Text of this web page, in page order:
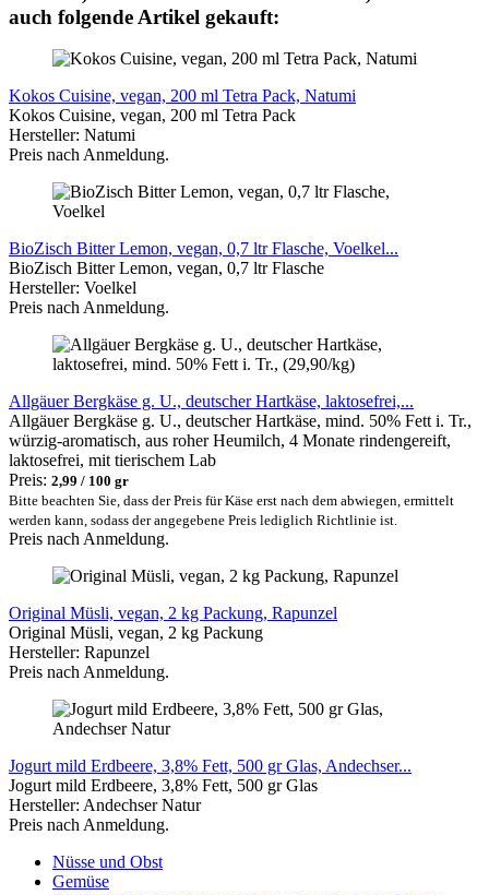
auch folgende Artikel gekauft:
Kokos Cuisine, vegan, 200 ml Tetra Pack, Natumi
Kokos Cuisine, vegan, 200 ml Tetra Pack
Hersteller: Natumi
Preis nach Anmeldung.
BioZisch Bitter Lemon, vegan, 0,7 ltr Flasche, Voelkel...
BioZisch Bitter Lemon, vegan, 0,7 ltr Flasche
Hersteller: Voelkel
Preis nach Anmeldung.
Allgäuer Bergkäse g. U., deutscher Hartkäse, laktosefrei,...
Allgäuer Bergkäse g. U., deutscher Hartkäse, mind. 50% Fett i. Tr.,
würzig-aromatisch, aus roher Heumilch, 4 Monate rindengereift,
laktosefrei, mit tierischem Lab
Preis: 2,99 / 100 gr
Bitte beachten Sie, dass der Preis für Käse erst nach dem abwiegen, ermittelt
werden kann, sodass der angegebene Preis lediglich Richtlinie ist.
Preis nach Anmeldung.
Original Müsli, vegan, 2 kg Packung, Rapunzel
Original Müsli, vegan, 2 kg Packung
Hersteller: Rapunzel
Preis nach Anmeldung.
Jogurt mild Erdbeere, 3,8% Fett, 500 gr Glas, Andechser...
Jogurt mild Erdbeere, 3,8% Fett, 500 gr Glas
Hersteller: Andechser Natur
Preis nach Anmeldung.
Nüsse und Obst
Gemüse